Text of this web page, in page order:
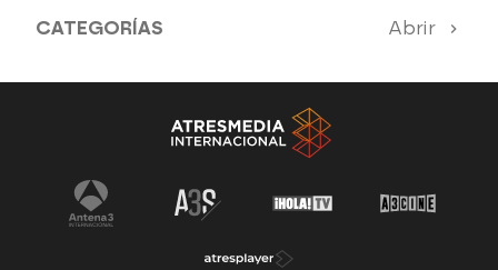
CATEGORÍAS Abrir
Antena 3 Noticias El Hormiguero
Tu cara me suena Pasapalabra